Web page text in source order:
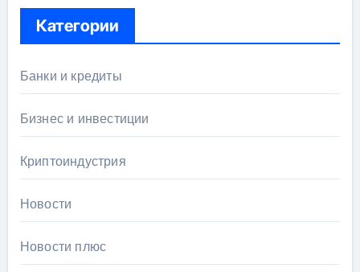
Категории
Банки и кредиты
Бизнес и инвестиции
Криптоиндустрия
Новости
Новости плюс